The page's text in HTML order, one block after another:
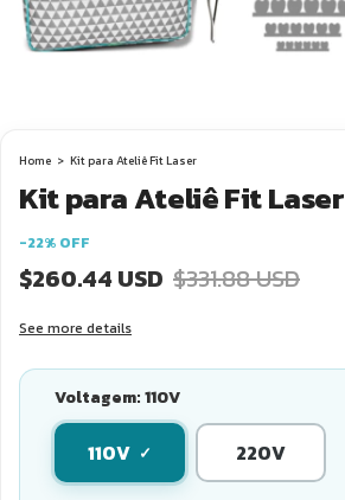
Home > Kit para Ateliê Fit Laser
Kit para Ateliê Fit Laser
-22% OFF
$260.44 USD $331.88 USD
See more details
Voltagem:110V
110V 220V